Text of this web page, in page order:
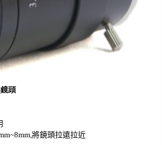
頭
將鏡頭拉遠拉近